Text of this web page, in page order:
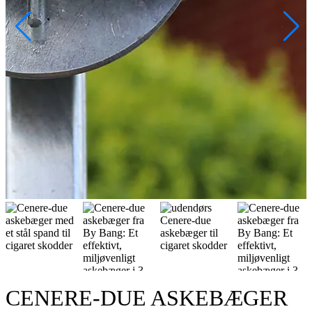
CENERE-DUE ASKEBÆGER